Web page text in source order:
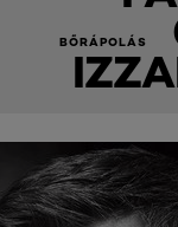
BŐRÁPOLÁS